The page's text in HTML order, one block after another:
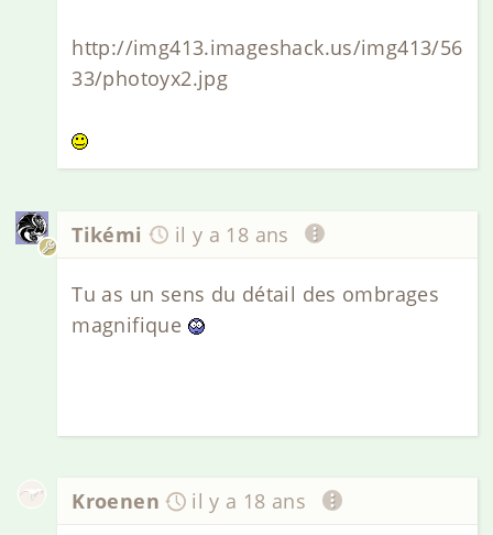
http://img413.imageshack.us/img413/56
33/photoyx2.jpg
Tikémi il y a 18 ans
Tu as un sens du détail des ombrages
magnifique
Kroenen il y a 18 ans